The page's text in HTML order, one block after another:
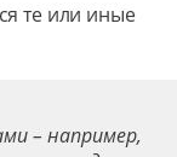
те или иные
– например,